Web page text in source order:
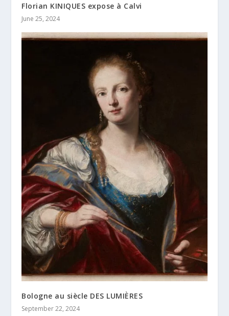
Florian KINIQUES expose à Calvi
June 25, 2024
Bologne au siècle DES LUMIÈRES
September 22, 2024